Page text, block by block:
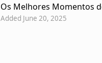
Os Melhores Momentos
Added June 20, 2025